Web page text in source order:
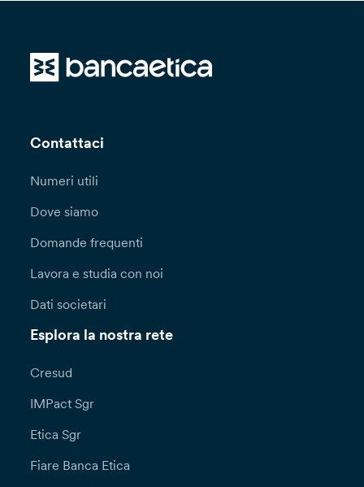
Contattaci
Numeri utili
Dove siamo
Domande frequenti
Lavora e studia con noi
Dati societari
Esplora la nostra rete
Cresud
IMPact Sgr
Etica Sgr
Fiare Banca Etica